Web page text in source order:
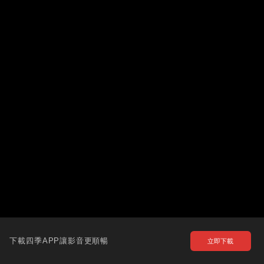
下載四季APP讓影音更順暢 立即下載